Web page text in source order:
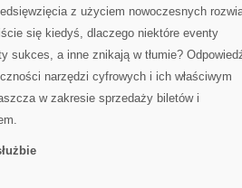
z użyciem nowoczesnych
się kiedyś, dlaczego niektóre eventy
sukces, a inne znikają w tłumie?
narzędzi cyfrowych i ich właściwym
w zakresie sprzedaży biletów i